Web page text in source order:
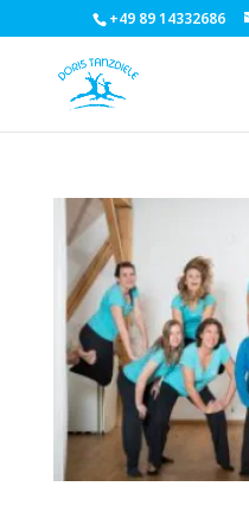
+49 89 14332686